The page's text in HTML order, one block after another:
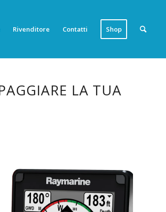
Rivenditore Contatti Shop
LA TUA